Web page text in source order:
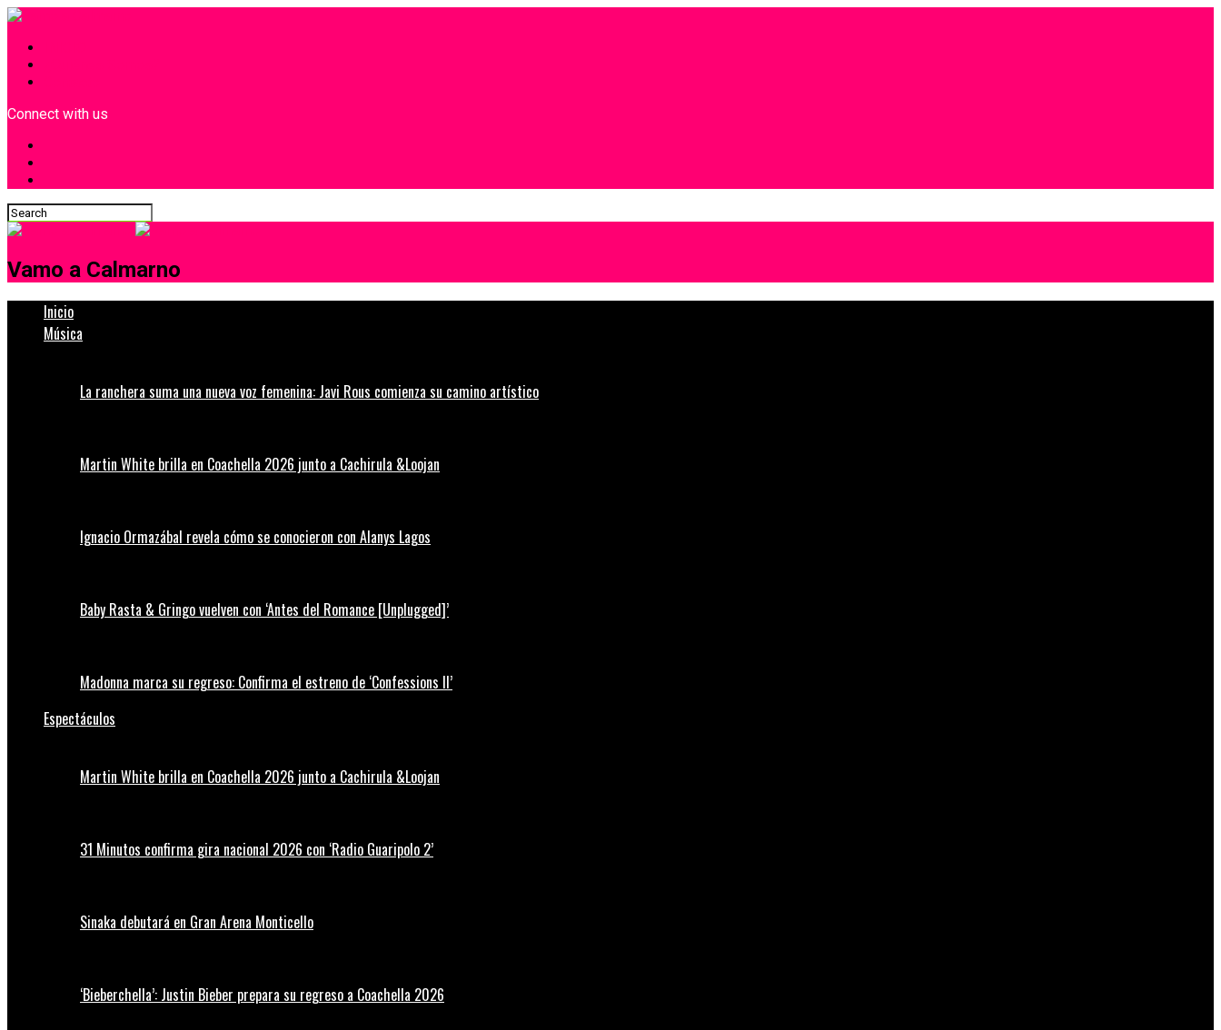
Connect with us
Vamo a Calmarno
Inicio
Música
La ranchera suma una nueva voz femenina: Javi Rous comienza su camino artístico
Martin White brilla en Coachella 2026 junto a Cachirula &Loojan
Ignacio Ormazábal revela cómo se conocieron con Alanys Lagos
Baby Rasta & Gringo vuelven con ‘Antes del Romance [Unplugged]’
Madonna marca su regreso: Confirma el estreno de ‘Confessions II’
Espectáculos
Martin White brilla en Coachella 2026 junto a Cachirula &Loojan
31 Minutos confirma gira nacional 2026 con ‘Radio Guaripolo 2’
Sinaka debutará en Gran Arena Monticello
‘Bieberchella’: Justin Bieber prepara su regreso a Coachella 2026